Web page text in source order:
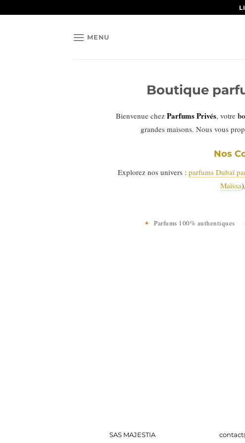
au
MENU
Boutique
Bienvenue chez Parfums Privés, votre
grandes maisons. Nous vous
Nos
Explorez nos univers : parfums Dubaï
Maïssa),
✦ Parfums 100% authentiques
SAS MAJESTIA